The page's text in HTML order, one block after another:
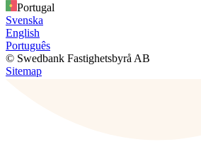
Portugal
Svenska
English
Português
© Swedbank Fastighetsbyrå AB
Sitemap